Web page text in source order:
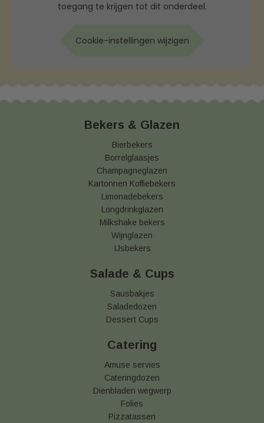
toegang te krijgen tot dit onderdeel.
Cookie-instellingen wijzigen
Bekers & Glazen
Bierbekers
Borrelglaasjes
Champagneglazen
Kartonnen Koffiebekers
Limonadebekers
Longdrinkglazen
Milkshake bekers
Wijnglazen
IJsbekers
Salade & Cups
Sausbakjes
Saladedozen
Dessert Cups
Catering
Amuse servies
Cateringdozen
Dienbladen wegwerp
Folies
Pizzatassen